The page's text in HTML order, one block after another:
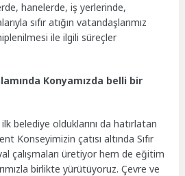
hanelerde, iş yerlerinde,
sıfır atığın vatandaşlarımız
ile ilgili süreçler
Konyamızda belli bir
ilk belediye olduklarını da hatırlatan
Konseyimizin çatısı altında Sıfır
çalışmaları üretiyor hem de eğitim
birlikte yürütüyoruz. Çevre ve